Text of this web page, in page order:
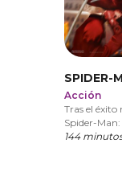
SPIDER-
Acción
Tras el éxito
Spider-
Un nuevo
144